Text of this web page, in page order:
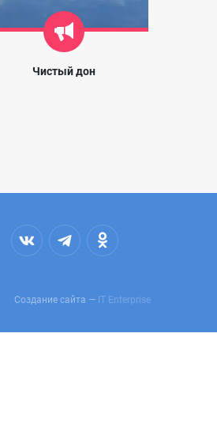
Чистый дон
Создание сайта — IT Enterprise